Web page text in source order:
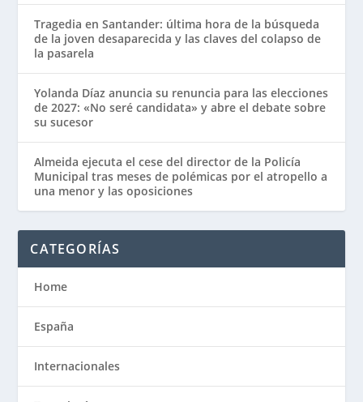
Tragedia en Santander: última hora de la búsqueda
de la joven desaparecida y las claves del colapso de
la pasarela
Yolanda Díaz anuncia su renuncia para las elecciones
de 2027: «No seré candidata» y abre el debate sobre
su sucesor
Almeida ejecuta el cese del director de la Policía
Municipal tras meses de polémicas por el atropello a
una menor y las oposiciones
CATEGORÍAS
Home
España
Internacionales